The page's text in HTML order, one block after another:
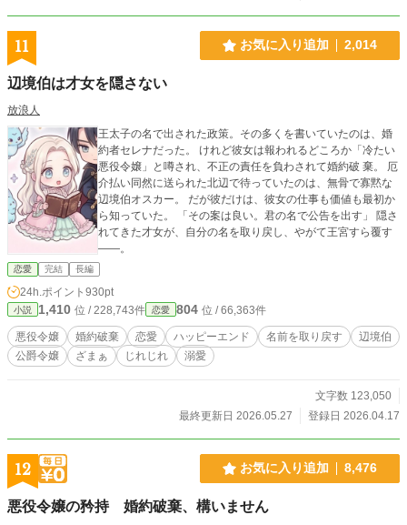
11 お気に入り追加 2,014
辺境伯は才女を隠さない
放浪人
王太子の名で出された政策。その多くを書いていたのは、婚
約者セレナだった。 けれど彼女は報われるどころか「冷たい
悪役令嬢」と噂され、不正の責任を負わされて婚約破 棄。 厄
介払い同然に送られた北辺で待っていたのは、無骨で寡黙な
辺境伯オスカー。 だが彼だけは、彼女の仕事も価値も最初か
ら知っていた。 「その案は良い。君の名で公告を出す」 隠さ
れてきた才女が、自分の名を取り戻し、やがて王宮すら覆す
――。
恋愛 完結 長編
24h.ポイント 930pt
小説 1,410 位 / 228,743件 恋愛 804 位 / 66,363件
悪役令嬢 婚約破棄 恋愛 ハッピーエンド 名前を取り戻す
辺境伯
公爵令嬢
ざまぁ じれじれ 溺愛
文字数 123,050
最終更新日 2026.05.27
登録日 2026.04.17
12 お気に入り追加 8,476
悪役令嬢の矜持 婚約破棄、構いません